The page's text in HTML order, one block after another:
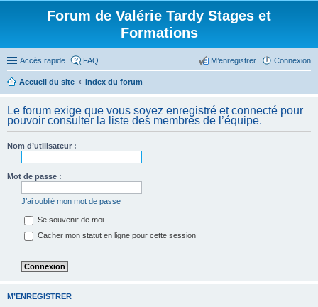
Forum de Valérie Tardy Stages et
Formations
Accès rapide FAQ Connexion
M’enregistrer
Accueil du site Index du forum
Le forum exige que vous soyez enregistré et connecté pour
pouvoir consulter la liste des membres de l’équipe.
Nom d’utilisateur :
Mot de passe :
J’ai oublié mon mot de passe
Se souvenir de moi
Cacher mon statut en ligne pour cette session
M’ENREGISTRER